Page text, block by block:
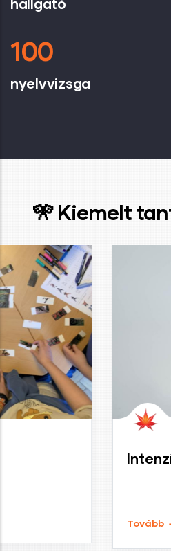
hallgató
100
nyelvvizsga
🎌 Kiemelt
Intenzív nyári